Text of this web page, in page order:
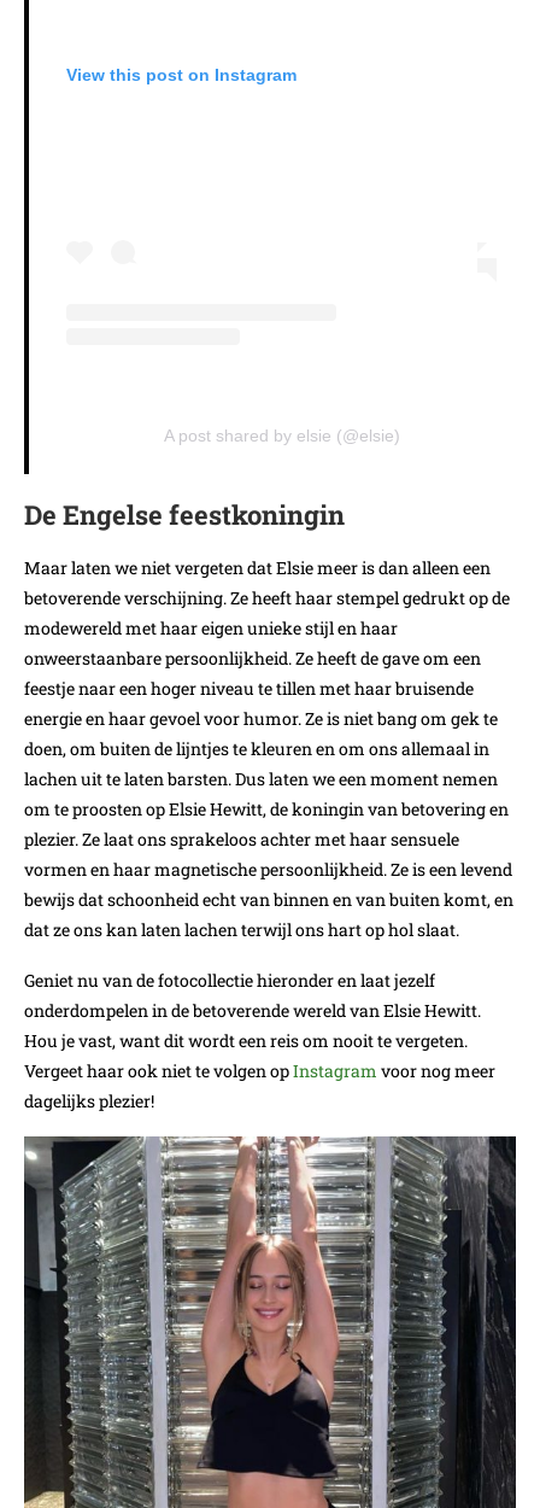
View this post on Instagram
A post shared by elsie (@elsie)
De Engelse feestkoningin
Maar laten we niet vergeten dat Elsie meer is dan alleen een
betoverende verschijning. Ze heeft haar stempel gedrukt op de
modewereld met haar eigen unieke stijl en haar
onweerstaanbare persoonlijkheid. Ze heeft de gave om een
feestje naar een hoger niveau te tillen met haar bruisende
energie en haar gevoel voor humor. Ze is niet bang om gek te
doen, om buiten de lijntjes te kleuren en om ons allemaal in
lachen uit te laten barsten. Dus laten we een moment nemen
om te proosten op Elsie Hewitt, de koningin van betovering en
plezier. Ze laat ons sprakeloos achter met haar sensuele
vormen en haar magnetische persoonlijkheid. Ze is een levend
bewijs dat schoonheid echt van binnen en van buiten komt, en
dat ze ons kan laten lachen terwijl ons hart op hol slaat.
Geniet nu van de fotocollectie hieronder en laat jezelf
onderdompelen in de betoverende wereld van Elsie Hewitt.
Hou je vast, want dit wordt een reis om nooit te vergeten.
Vergeet haar ook niet te volgen opInstagram voor nog meer
dagelijks plezier!